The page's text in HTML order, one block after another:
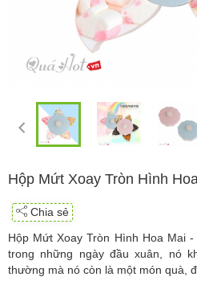
Hộp Mứt Xoay Tròn Hình
Chia sẻ
Hộp Mứt Xoay Tròn Hình Hoa Mai
trong những ngày đầu xuân, nó
thường mà nó còn là một món quà,